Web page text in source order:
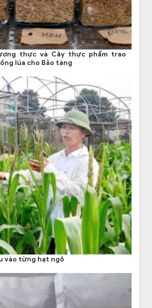
thực và Cây thực phẩm trao
lúa cho Bảo tàng
vào từng hạt ngô